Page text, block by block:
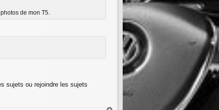
de mon T5.
sujets ou rejoindre les sujets